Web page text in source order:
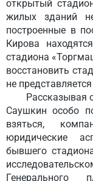
открытый
жилых зданий
построенные в
Кирова
стадиона
восстановить
не
Рассказывая о
Саушкин особо
взяться,
юридические
бывшего